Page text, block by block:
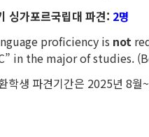
싱가포르국립대 파견: 2명
proficiency is not
in the major of studies.
학생 파견기간은 2025년 8